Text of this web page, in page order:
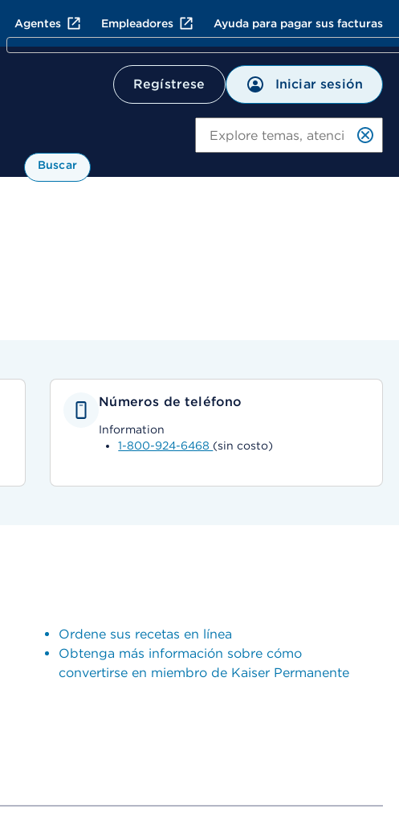
Agentes Empleadores Ayuda para pagar sus facturas
Regístrese Iniciar sesión
Buscar
Números de teléfono
Information
1-800-924-6468 (sin costo)
Ordene sus recetas en línea
Obtenga más información sobre cómo
convertirse en miembro de Kaiser Permanente